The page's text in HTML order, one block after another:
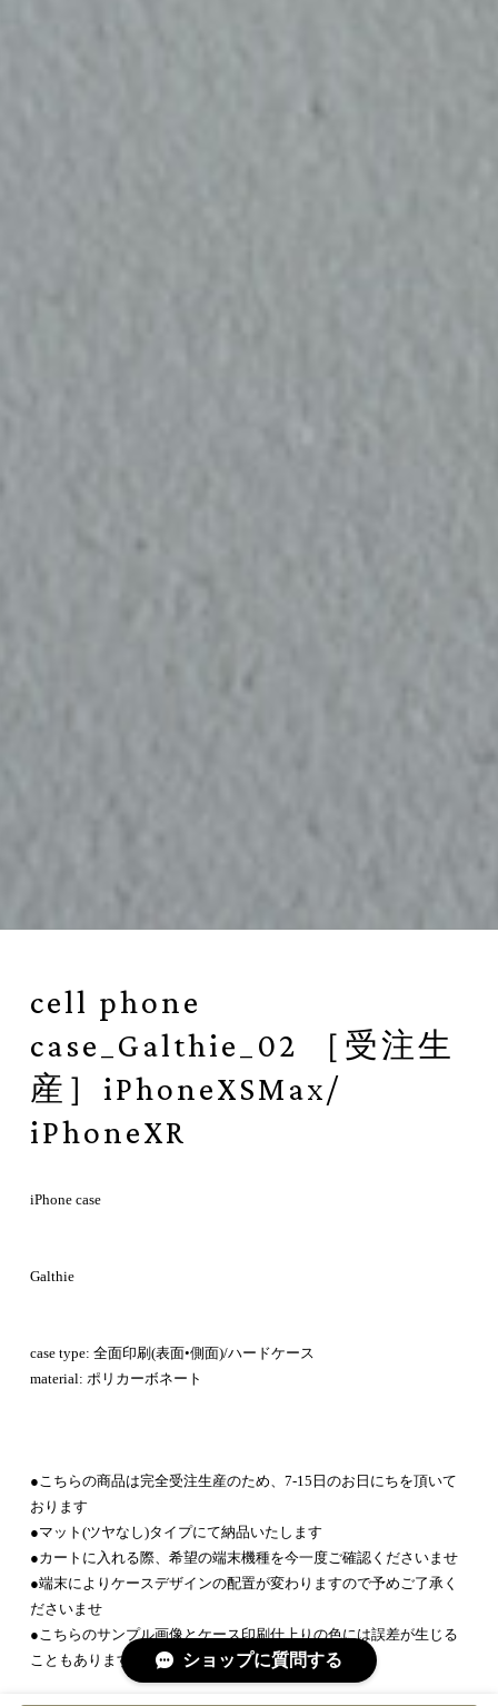
cell phone
case_Galthie_02 ［受注生
産］iPhoneXSMax/
iPhoneXR
iPhone case
Galthie
case type: 全面印刷(表面•側面)/ハードケース
material: ポリカーボネート
●こちらの商品は完全受注生産のため、7-15日のお日にちを頂いて
おります
●マット(ツヤなし)タイプにて納品いたします
●カートに入れる際、希望の端末機種を今一度ご確認くださいませ
●端末によりケースデザインの配置が変わりますので予めご了承く
ださいませ
●こちらのサンプル画像とケース印刷仕上りの色には誤差が生じる
こともありますので予めご了承くださいませ
ショップに質問する